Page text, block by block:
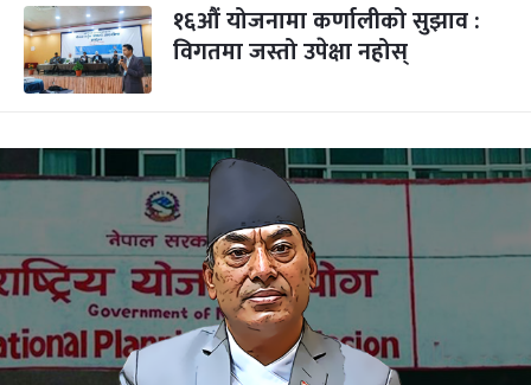
१६औं योजनामा कर्णालीको सुझाव :
विगतमा जस्तो उपेक्षा नहोस्